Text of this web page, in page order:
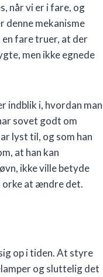
når vi er i fare, og
denne mekanisme
fare truer, at der
men ikke egnede
indblik i, hvordan man
sovet godt om
lyst til, og som han
at han kan
ikke ville betyde
orke at ændre det.
op i tiden. At styre
og sluttelig det